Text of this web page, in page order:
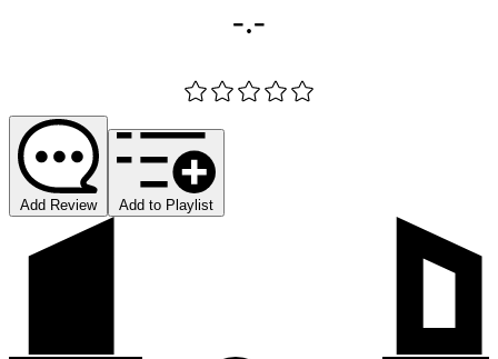
-.-
Add Review Add to Playlist